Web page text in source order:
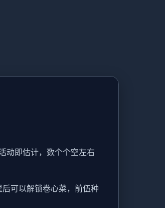
动即估计，数个个空左右
可以解锁卷心菜，前伍种